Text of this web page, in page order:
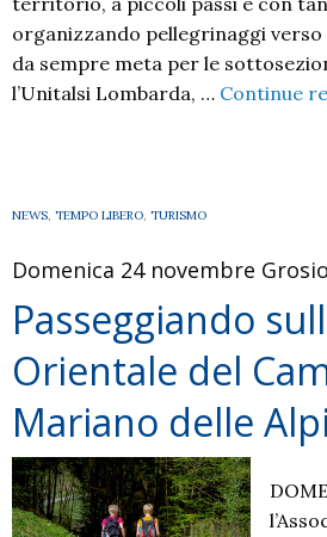
organizzando pellegrinaggi
da sempre meta per le
l’Unitalsi Lombarda, … Continue
NEWS, TEMPO LIBERO, TURISMO
Domenica 24 novembre
Passeggiando
Orientale del
Mariano delle Alpi